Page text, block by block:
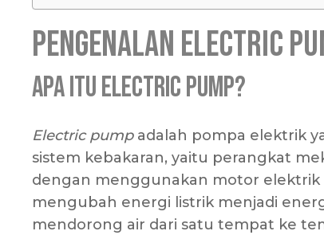
Pengenalan Electric
Apa itu Electric Pump?
Electric pumpadalah pompa elektrik
sistem kebakaran, yaitu perangkat
dengan menggunakan motor elektrik
mengubah energi listrik menjadi
mendorong air dari satu tempat ke